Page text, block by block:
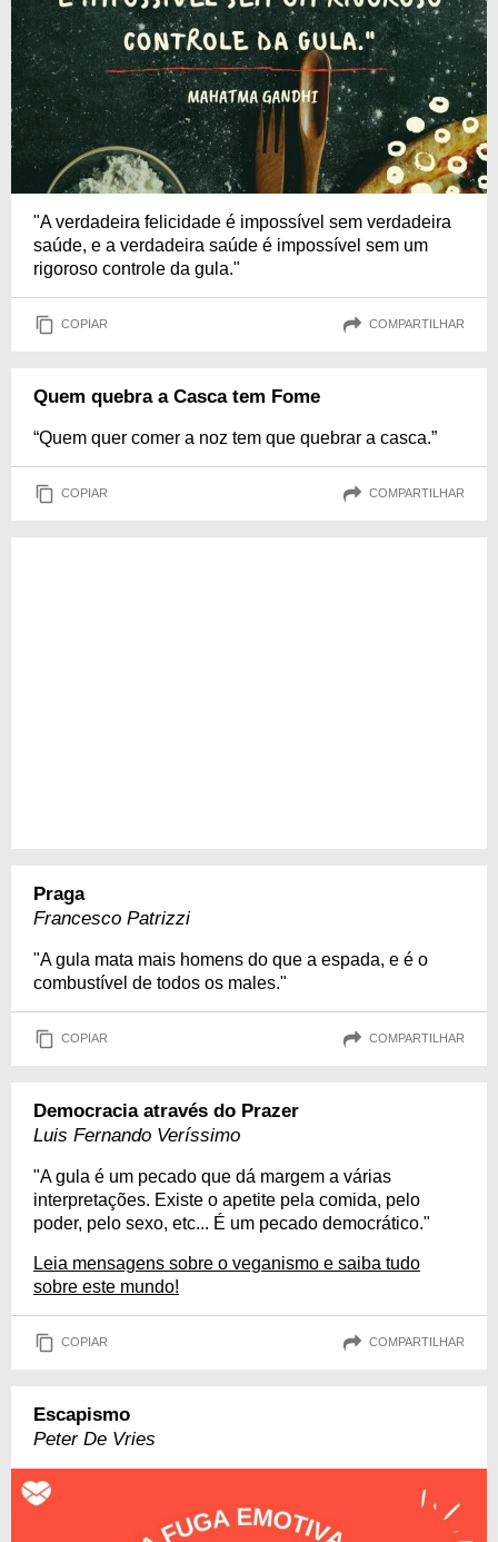
"A verdadeira felicidade é impossível sem verdadeira
saúde, e a verdadeira saúde é impossível sem um
rigoroso controle da gula."
COPIAR COMPARTILHAR
Quem quebra a Casca tem Fome
“Quem quer comer a noz tem que quebrar a casca.”
COPIAR COMPARTILHAR
Praga
Francesco Patrizzi
"A gula mata mais homens do que a espada, e é o
combustível de todos os males."
COPIAR COMPARTILHAR
Democracia através do Prazer
Luis Fernando Veríssimo
"A gula é um pecado que dá margem a várias
interpretações. Existe o apetite pela comida, pelo
poder, pelo sexo, etc... É um pecado democrático."
Leia mensagens sobre o veganismo e saiba tudo
sobre este mundo!
COPIAR COMPARTILHAR
Escapismo
Peter De Vries